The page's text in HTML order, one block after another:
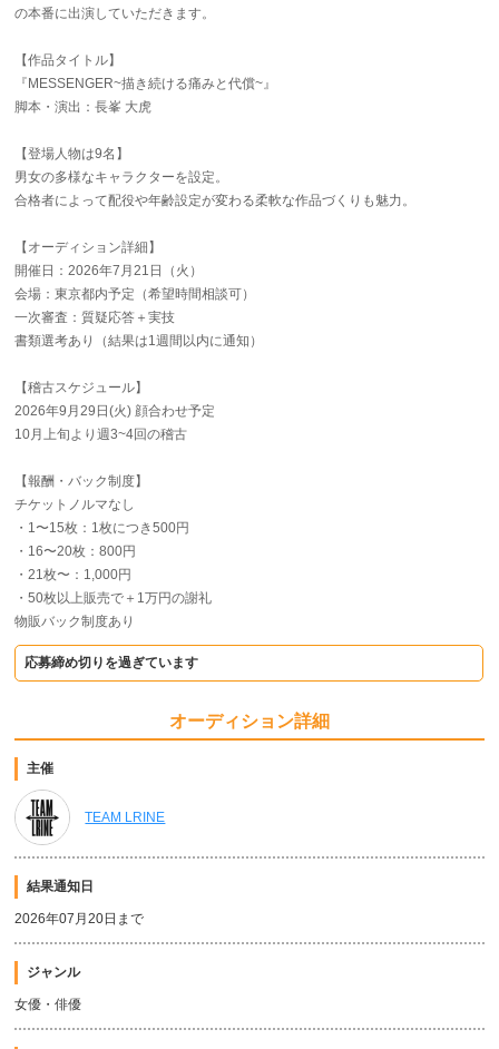
の本番に出演していただきます。
【作品タイトル】
『MESSENGER~描き続ける痛みと代償~』
脚本・演出：長峯 大虎
【登場人物は9名】
男女の多様なキャラクターを設定。
合格者によって配役や年齢設定が変わる柔軟な作品づくりも魅力。
【オーディション詳細】
開催日：2026年7月21日（火）
会場：東京都内予定（希望時間相談可）
一次審査：質疑応答＋実技
書類選考あり（結果は1週間以内に通知）
【稽古スケジュール】
2026年9月29日(火) 顔合わせ予定
10月上旬より週3~4回の稽古
【報酬・バック制度】
チケットノルマなし
・1〜15枚：1枚につき500円
・16〜20枚：800円
・21枚〜：1,000円
・50枚以上販売で＋1万円の謝礼
物販バック制度あり
応募締め切りを過ぎています
オーディション詳細
主催
TEAM LRINE
結果通知日
2026年07月20日まで
ジャンル
女優・俳優